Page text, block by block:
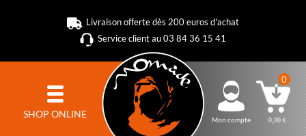
Livraison offerte dès 200 euros d'achat
Service client au 03 84 36 15 41
SHOP ONLINE Mon compte
0
0,00€